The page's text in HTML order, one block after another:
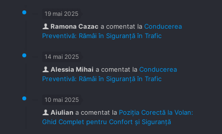
19 mai 2025
Ramona Cazac a comentat la Conducerea
Preventivă: Rămâi în Siguranță în Trafic
14 mai 2025
Alessia Mihai a comentat la Conducerea
Preventivă: Rămâi în Siguranță în Trafic
10 mai 2025
Aiulian a comentat la Poziția Corectă la Volan:
Ghid Complet pentru Confort și Siguranță